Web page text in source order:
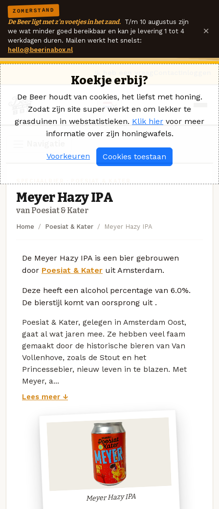
ZOMERSTAND
De Beer ligt met z'n voetjes in het zand. T/m 10 augustus zijn
we wat minder goed bereikbaar en kan je levering 1 tot 4
werkdagen duren. Mailen werkt het snelst:
hello@beerinabox.nl
×
Meyer Hazy IPA
van Poesiat & Kater
Home Poesiat & Kater Meyer Hazy IPA
De Meyer Hazy IPA is een bier gebrouwen
door Poesiat & Kater uit Amsterdam.
Deze heeft een alcohol percentage van 6.0%.
De bierstijl komt van oorsprong uit .
Poesiat & Kater, gelegen in Amsterdam Oost,
gaat al wat jaren mee. Ze hebben veel faam
gemaakt door de historische bieren van Van
Vollenhove, zoals de Stout en het
Princessebier, nieuw leven in te blazen. Met
Meyer, a...
Lees meer ↓
Meyer Hazy IPA
Koekje erbij?
De Beer houdt van cookies, het liefst met honing.
Zodat zijn site super werkt en om lekker te
grasduinen in webstatistieken. Klik hier voor meer
informatie over zijn honingwafels.
Voorkeuren Cookies toestaan